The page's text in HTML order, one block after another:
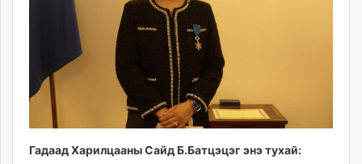
zarig.mn
mminfo.mn
ugluu.mn
urlag.mn
unen.mn
asu.mn
Гадаад Харилцааны Сайд Б.Батцэцэг энэ тухай: